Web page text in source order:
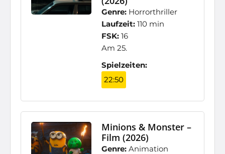
Genre: Horrorthriller
Laufzeit: 110 min
FSK: 16
Am 25.
Spielzeiten:
22:50
Minions & Monster –
Film (2026)
Genre: Animation